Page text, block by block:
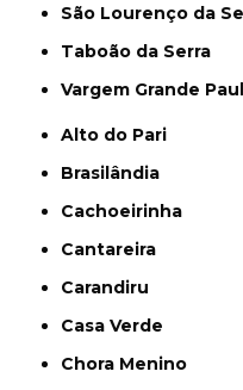
São Lourenço da
Taboão da Serra
Vargem Grande
Alto do Pari
Brasilândia
Cachoeirinha
Cantareira
Carandiru
Casa Verde
Chora Menino